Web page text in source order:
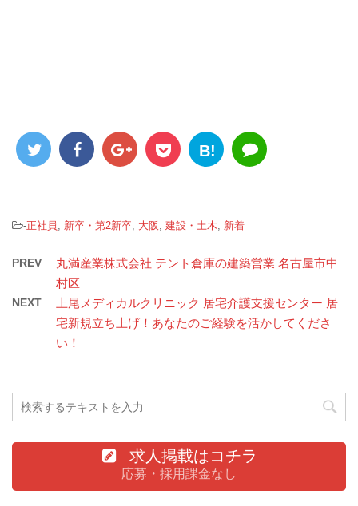
B!
-正社員 新卒・第2新卒 大阪 建設・土木 新着
PREV
丸満産業株式会社 テント倉庫の建築営業 名古屋市中
村区
NEXT
上尾メディカルクリニック 居宅介護支援センター 居
宅新規立ち上げ！あなたのご経験を活かしてくださ
い！
求人掲載はコチラ
応募・採用課金なし